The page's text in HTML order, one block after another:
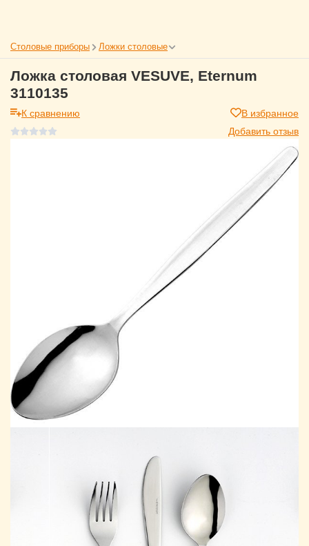
Столовые приборы Ложки столовые
Ложка столовая VESUVE, Eternum
3110135
К сравнению
В избранное
Добавить отзыв